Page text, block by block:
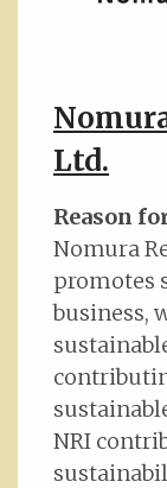
Ltd.
Reason
Nomura
promotes
business,
NRI